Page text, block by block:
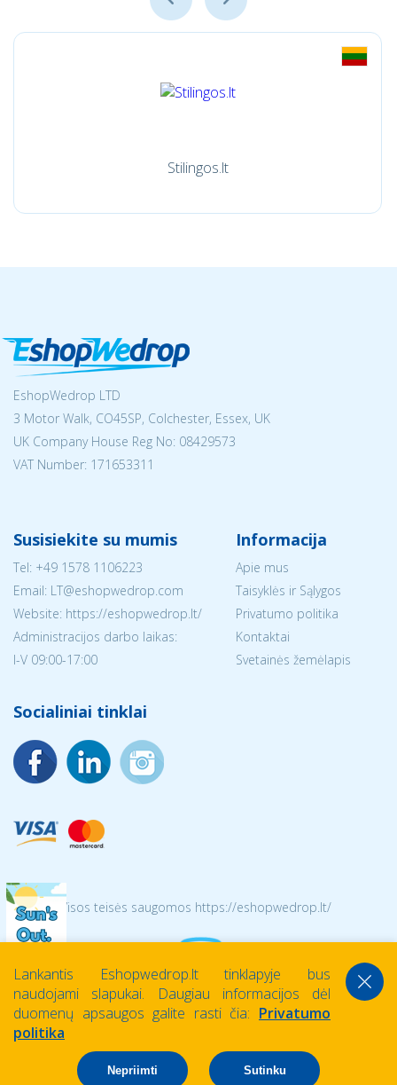
Stilingos.lt
EshopWedrop LTD
3 Motor Walk, CO45SP, Colchester, Essex, UK
UK Company House Reg No: 08429573
VAT Number: 171653311
Susisiekite su mumis
Tel: +49 1578 1106223
Email: LT@eshopwedrop.com
Website: https://eshopwedrop.lt/
Administracijos darbo laikas:
I-V 09:00-17:00
Informacija
Apie mus
Taisyklės ir Sąlygos
Privatumo politika
Kontaktai
Svetainės žemėlapis
Socialiniai tinklai
© 2026 Visos teisės saugomos https://eshopwedrop.lt/
Lankantis Eshopwedrop.lt tinklapyje bus
naudojami slapukai. Daugiau informacijos dėl
duomenų apsaugos galite rasti čia: Privatumo
politika
Nepriimti Sutinku